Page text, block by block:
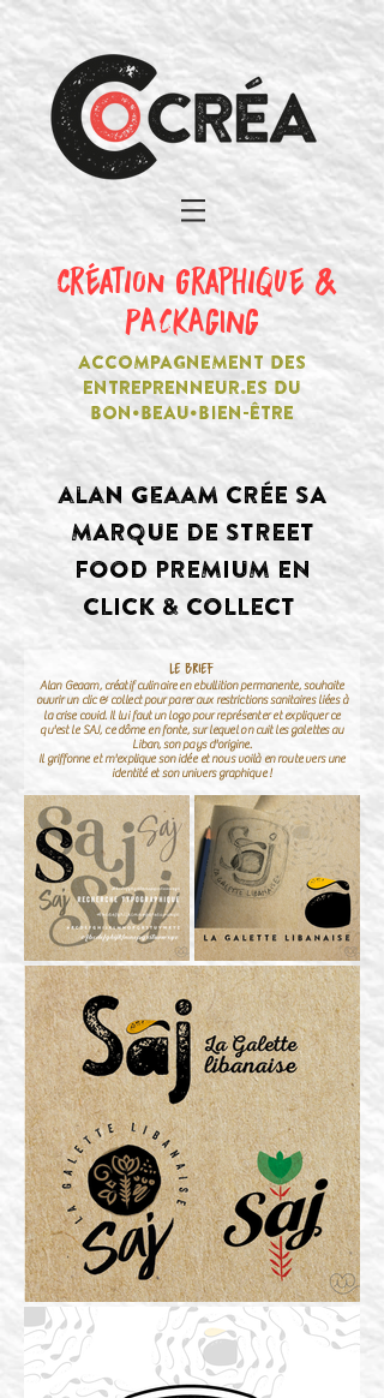
création graphique &
PACKAGING
ACCOMPAGNEMENT DES
ENTREPRENNEUR.ES DU
BON•BEAU•BIEN-ÊTRE
alan geaam CRÉE SA
MARQUE DE STREET
FOOD PREMIUM EN
CLICK & COLLECT
LE BRIEF
Alan Geaam, créatif culinaire en ebullition permanente, souhaite
ouvrir un clic & collect pour parer aux restrictions sanitaires liées à
la crise covid. Il lui faut un logo pour représenter et expliquer ce
qu'est le SAJ, ce dôme en fonte, sur lequel on cuit les galettes au
Liban, son pays d'origine.
Il griffonne et m'explique son idée et nous voilà en route vers une
identité et son univers graphique !